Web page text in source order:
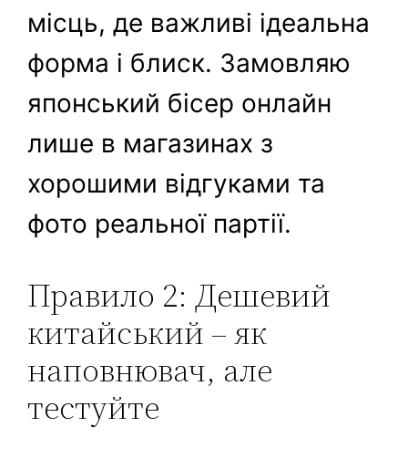
місць, де важливі ідеальна
форма і блиск. Замовляю
японський бісер онлайн
лише в магазинах з
хорошими відгуками та
фото реальної партії.
Правило 2: Дешевий
китайський – як
наповнювач, але
тестуйте